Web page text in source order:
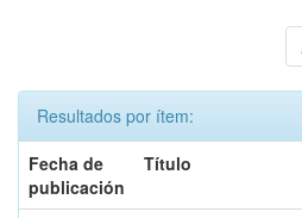
Resultados por ítem:
Fecha de
publicación
Título